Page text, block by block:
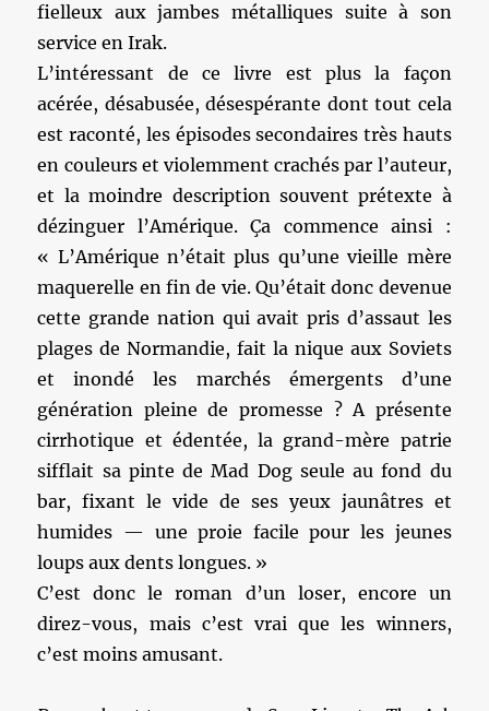
fielleux aux jambes métalliques suite à son
service en Irak.
L’intéressant de ce livre est plus la façon
acérée, désabusée, désespérante dont tout cela
est raconté, les épisodes secondaires très hauts
en couleurs et violemment crachés par l’auteur,
et la moindre description souvent prétexte à
dézinguer l’Amérique. Ça commence ainsi :
« L’Amérique n’était plus qu’une vieille mère
maquerelle en fin de vie. Qu’était donc devenue
cette grande nation qui avait pris d’assaut les
plages de Normandie, fait la nique aux Soviets
et inondé les marchés émergents d’une
génération pleine de promesse ? A présente
cirrhotique et édentée, la grand-mère patrie
sifflait sa pinte de Mad Dog seule au fond du
bar, fixant le vide de ses yeux jaunâtres et
humides — une proie facile pour les jeunes
loups aux dents longues. »
C’est donc le roman d’un loser, encore un
direz-vous, mais c’est vrai que les winners,
c’est moins amusant.